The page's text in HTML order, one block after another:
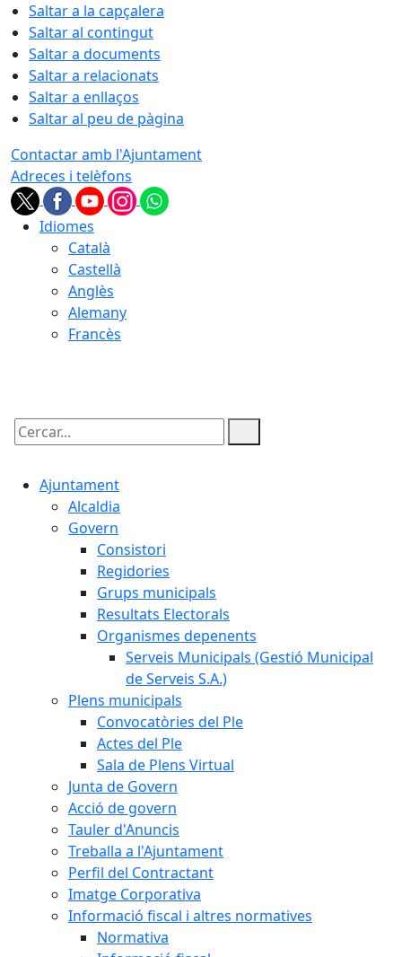
Saltar a la capçalera
Saltar al contingut
Saltar a documents
Saltar a relacionats
Saltar a enllaços
Saltar al peu de pàgina
Contactar amb l'Ajuntament
Adreces i telèfons
Idiomes
Català
Castellà
Anglès
Alemany
Francès
Cercar:
Ajuntament
Alcaldia
Govern
Consistori
Regidories
Grups municipals
Resultats Electorals
Organismes depenents
Serveis Municipals (Gestió Municipal
de Serveis S.A.)
Plens municipals
Convocatòries del Ple
Actes del Ple
Sala de Plens Virtual
Junta de Govern
Acció de govern
Tauler d'Anuncis
Treballa a l'Ajuntament
Perfil del Contractant
Imatge Corporativa
Informació fiscal i altres normatives
Normativa